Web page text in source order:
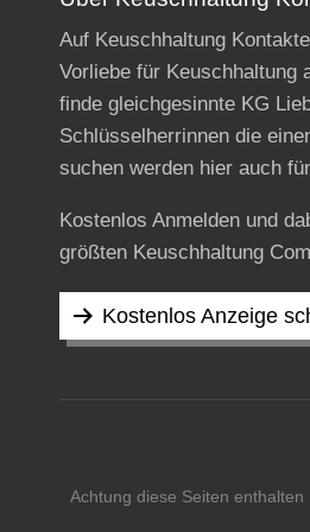
Auf Keuschhaltung
Vorliebe für Keuschhaltung
finde gleichgesinnte KG
Schlüsselherrinnen die
suchen werden hier auch
Kostenlos Anmelden und
größten Keuschhaltung
Kostenlos Anzeige
Achtung diese Seiten